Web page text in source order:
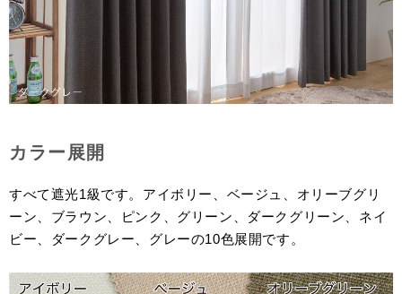
カラー展開
すべて遮光1級です。アイボリー、ベージュ、オリーブグリ
ーン、ブラウン、ピンク、グリーン、ダークグリーン、ネイ
ビー、ダークグレー、グレーの10色展開です。